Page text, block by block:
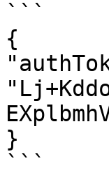
```
{
}
```